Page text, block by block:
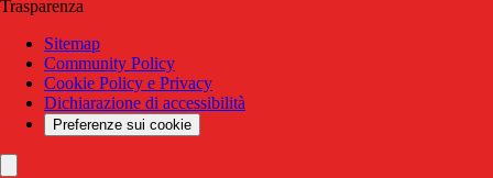
Trasparenza
Sitemap
Community Policy
Cookie Policy e Privacy
Dichiarazione di accessibilità
Preferenze sui cookie